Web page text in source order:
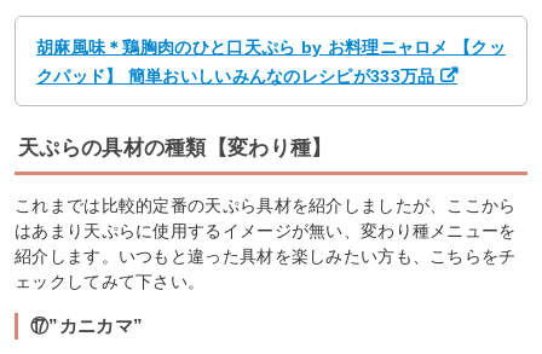
胡麻風味＊鶏胸肉のひと口天ぷら by お料理ニャロメ 【クッ
クパッド】 簡単おいしいみんなのレシピが333万品
天ぷらの具材の種類【変わり種】
これまでは比較的定番の天ぷら具材を紹介しましたが、ここから
はあまり天ぷらに使用するイメージが無い、変わり種メニューを
紹介します。いつもと違った具材を楽しみたい方も、こちらをチ
ェックしてみて下さい。
⑰”カニカマ”